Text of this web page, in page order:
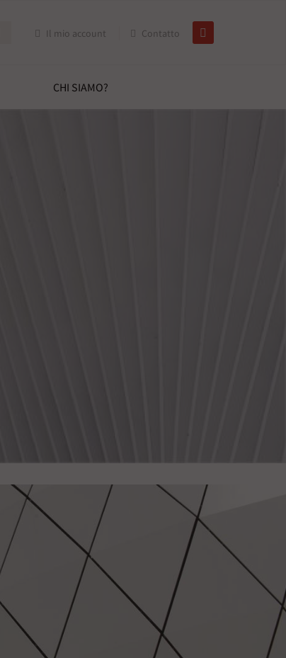
Il mio account Contatto
CHI SIAMO?